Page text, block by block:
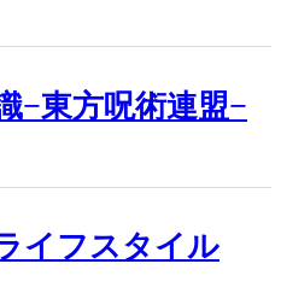
−東方呪術連盟−
イフスタイル